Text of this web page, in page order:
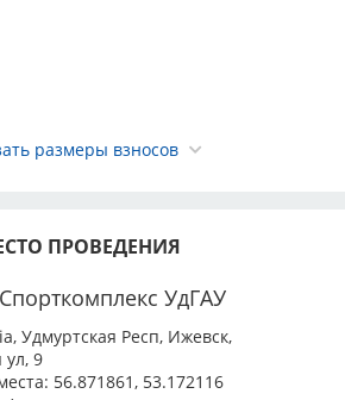
на каждую собаку отдельной
(или отдельным письмом);
пакета сканированных
скана квитанции об
целевого взноса с соблюдением
позднее последнего дня
размеры взносов
ПРОВЕДЕНИЯ
УдГАУ
Удмуртская Респ, Ижевск,
ул, 9
56.871861, 53.172116